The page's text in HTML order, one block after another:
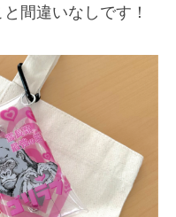
間違いなしです！